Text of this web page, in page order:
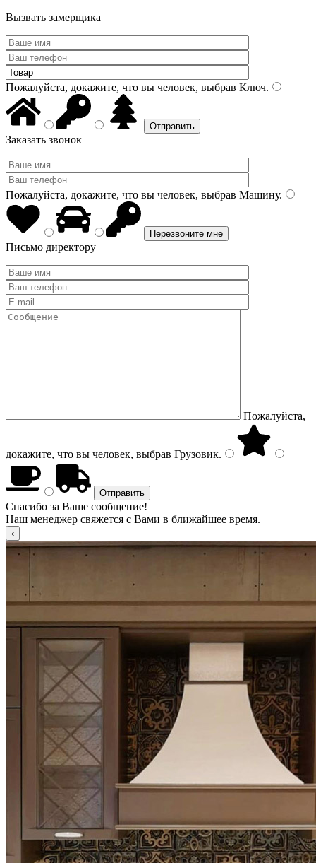
Вызвать замерщика
Пожалуйста, докажите, что вы человек, выбрав Ключ.
Заказать звонок
Пожалуйста, докажите, что вы человек, выбрав Машину.
Письмо директору
Пожалуйста,
докажите, что вы человек, выбрав Грузовик.
Спасибо за Ваше сообщение!
Наш менеджер свяжется с Вами в ближайшее время.